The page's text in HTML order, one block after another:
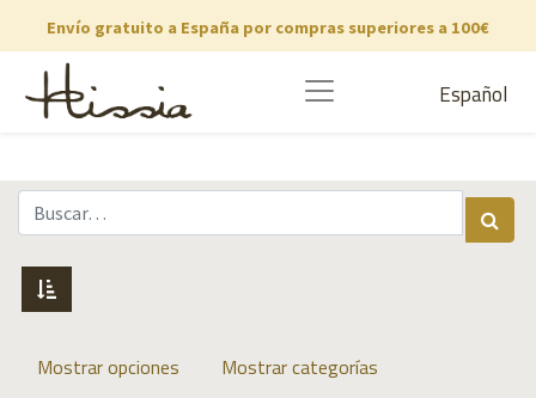
Envío gratuito a España por compras superiores a 100€
Español
Mostrar opciones Mostrar categorías